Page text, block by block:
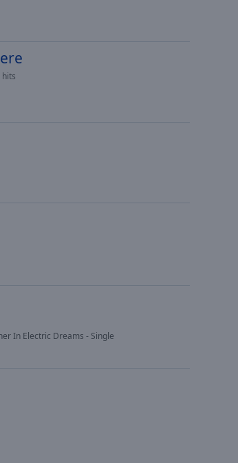
hits
In Electric Dreams - Single